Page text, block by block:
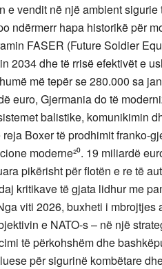
e vendit në një ambient sigurie
ndërmerr hapa historikë për
FASER (Future Soldier
2034 dhe të rrisë efektivët e
më tepër se 280.000 sa
euro, Gjermania do të
balistike, komunikimin
Boxer të prodhimit franko-
moderne²⁰. 19 miliardë
pikërisht për flotën e re të
kritikave të gjata lidhur me
viti 2026, buxheti i
e NATO-s – në një
të përkohshëm dhe
për sigurinë kombëtare